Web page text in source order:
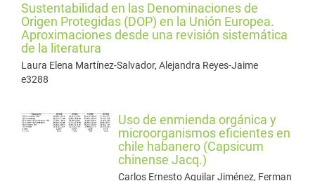
Sustentabilidad en las Denominaciones de
Origen Protegidas (DOP) en la Unión Europea.
Aproximaciones desde una revisión sistemática
de la literatura
Laura Elena Martínez-Salvador, Alejandra Reyes-Jaime
e3288
Uso de enmienda orgánica y
microorganismos eficientes en
chile habanero (Capsicum
chinense Jacq.)
Carlos Ernesto Aguilar Jiménez, Ferman